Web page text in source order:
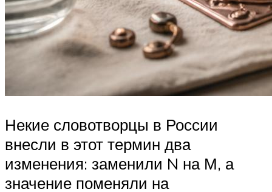
Некие словотворцы в России
внесли в этот термин два
изменения: заменили N на М, а
значение поменяли на